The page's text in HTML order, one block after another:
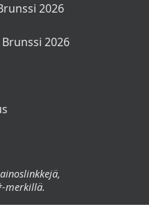
2026
2026
merkillä.